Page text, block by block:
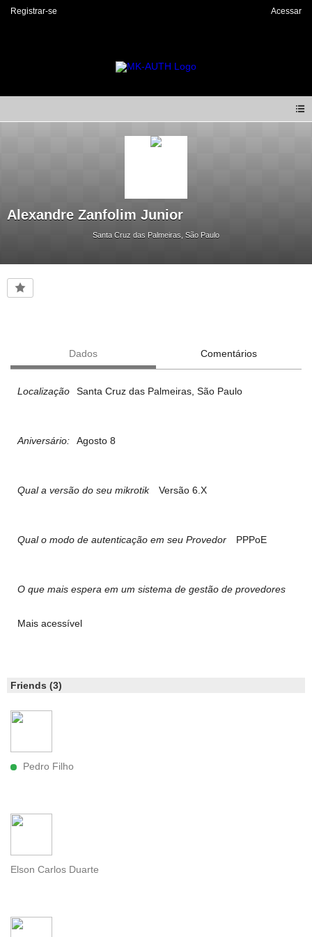
Registrar-se Acessar
Alexandre Zanfolim Junior
Santa Cruz das Palmeiras, São Paulo
Dados Comentários
Localização Santa Cruz das Palmeiras, São Paulo
Aniversário: Agosto 8
Qual a versão do seu mikrotik Versão 6.X
Qual o modo de autenticação em seu Provedor PPPoE
O que mais espera em um sistema de gestão de provedores
Mais acessível
Friends (3)
Pedro Filho
Elson Carlos Duarte